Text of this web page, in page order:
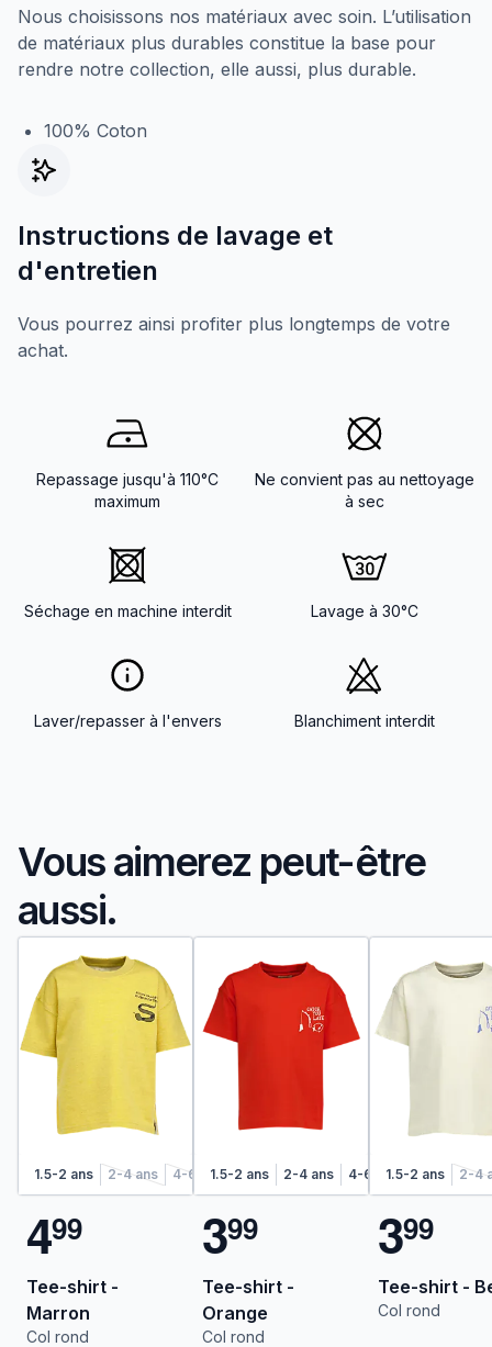
Nous choisissons nos matériaux avec soin. L’utilisation
de matériaux plus durables constitue la base pour
rendre notre collection, elle aussi, plus durable.
100% Coton
Instructions de lavage et
d'entretien
Vous pourrez ainsi profiter plus longtemps de votre
achat.
Repassage jusqu'à 110°C
maximum
Ne convient pas au nettoyage
à sec
Séchage en machine interdit Lavage à 30°C
Laver/repasser à l'envers Blanchiment interdit
Vous aimerez peut-être
aussi.
1.5-2 ans 2-4 ans 4-6 ans 6-8 ans
499
Tee-shirt -
Marron
Col rond
1.5-2 ans 2-4 ans 4-6 ans 6-8 ans
399
Tee-shirt -
Orange
Col rond
1.5-2 ans 2-4
399
Tee-shirt -
Col rond